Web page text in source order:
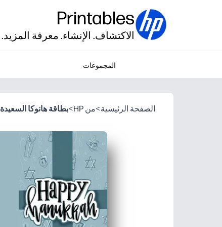
Printables
الاكتشاف. الإنشاء. معرفة المزيد.
المجموعات
الصفحة الرئيسية>من HP >بطاقة هانوكا السعيدة